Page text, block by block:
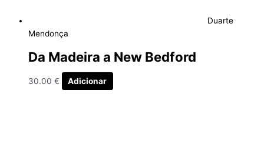
Duarte
Mendonça
Da Madeira a New Bedford
30.00 € Adicionar